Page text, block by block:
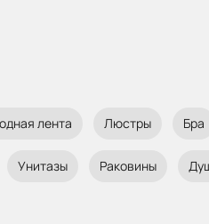
лента Люстры Бра
Унитазы Раковины